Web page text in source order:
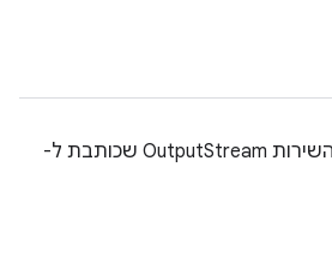
מחלקת משנה של כלי השירות OutputStream שכותבת ל-